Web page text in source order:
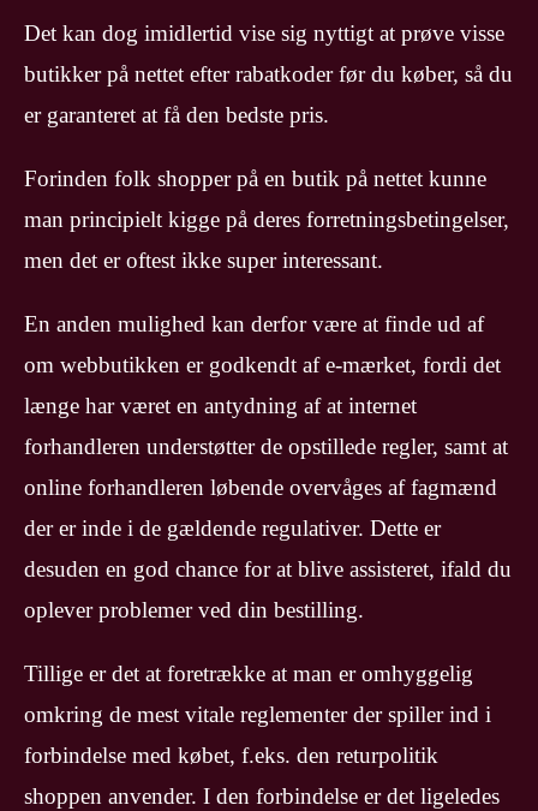
Det kan dog imidlertid vise sig nyttigt at prøve visse
butikker på nettet efter rabatkoder før du køber, så du
er garanteret at få den bedste pris.
Forinden folk shopper på en butik på nettet kunne
man principielt kigge på deres forretningsbetingelser,
men det er oftest ikke super interessant.
En anden mulighed kan derfor være at finde ud af
om webbutikken er godkendt af e-mærket, fordi det
længe har været en antydning af at internet
forhandleren understøtter de opstillede regler, samt at
online forhandleren løbende overvåges af fagmænd
der er inde i de gældende regulativer. Dette er
desuden en god chance for at blive assisteret, ifald du
oplever problemer ved din bestilling.
Tillige er det at foretrække at man er omhyggelig
omkring de mest vitale reglementer der spiller ind i
forbindelse med købet, f.eks. den returpolitik
shoppen anvender. I den forbindelse er det ligeledes